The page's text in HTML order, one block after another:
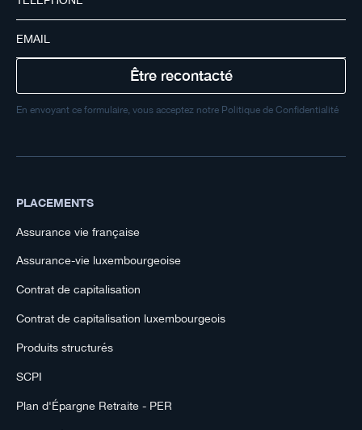
En envoyant ce formulaire, vous acceptez notre Politique de Confidentialité
PLACEMENTS
Assurance vie française
Assurance-vie luxembourgeoise
Contrat de capitalisation
Contrat de capitalisation luxembourgeois
Produits structurés
SCPI
Plan d'Épargne Retraite - PER